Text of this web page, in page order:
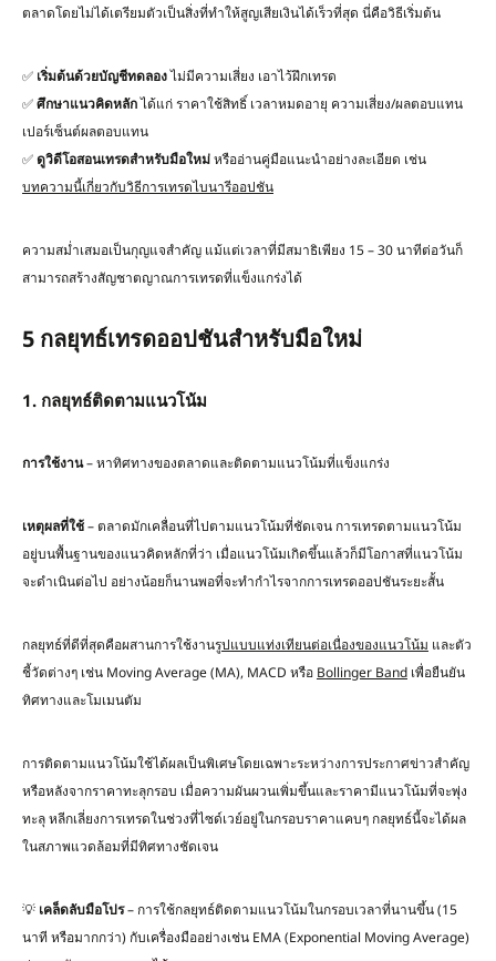
ตลาดโดยไม่ได้เตรียมตัวเป็นสิ่งที่ทำให้สูญเสียเงินได้เร็วที่สุด นี่คือวิธีเริ่มต้น
✅ เริ่มต้นด้วยบัญชีทดลองไม่มีความเสี่ยง เอาไว้ฝึกเทรด
✅ศึกษาแนวคิดหลักได้แก่ ราคาใช้สิทธิ์ เวลาหมดอายุ ความเสี่ยง/ผลตอบแทน
เปอร์เซ็นต์ผลตอบแทน
✅ดูวิดีโอสอนเทรดสำหรับมือใหม่หรืออ่านคู่มือแนะนำอย่างละเอียด เช่น
บทความนี้เกี่ยวกับวิธีการเทรดไบนารีออปชัน
ความสม่ำเสมอเป็นกุญแจสำคัญ แม้แต่เวลาที่มีสมาธิเพียง 15 – 30 นาทีต่อวันก็
สามารถสร้างสัญชาตญาณการเทรดที่แข็งแกร่งได้
5 กลยุทธ์เทรดออปชันสำหรับมือใหม่
1. กลยุทธ์ติดตามแนวโน้ม
การใช้งาน– หาทิศทางของตลาดและติดตามแนวโน้มที่แข็งแกร่ง
เหตุผลที่ใช้– ตลาดมักเคลื่อนที่ไปตามแนวโน้มที่ชัดเจน การเทรดตามแนวโน้ม
อยู่บนพื้นฐานของแนวคิดหลักที่ว่า เมื่อแนวโน้มเกิดขึ้นแล้วก็มีโอกาสที่แนวโน้ม
จะดำเนินต่อไป อย่างน้อยก็นานพอที่จะทำกำไรจากการเทรดออปชันระยะสั้น
กลยุทธ์ที่ดีที่สุดคือผสานการใช้งานรูปแบบแท่งเทียนต่อเนื่องของแนวโน้ม และตัว
ชี้วัดต่างๆ เช่น Moving Average (MA), MACD หรือ Bollinger Band เพื่อยืนยัน
ทิศทางและโมเมนตัม
การติดตามแนวโน้มใช้ได้ผลเป็นพิเศษโดยเฉพาะระหว่างการประกาศข่าวสำคัญ
หรือหลังจากราคาทะลุกรอบ เมื่อความผันผวนเพิ่มขึ้นและราคามีแนวโน้มที่จะพุ่ง
ทะลุ หลีกเลี่ยงการเทรดในช่วงที่ไซด์เวย์อยู่ในกรอบราคาแคบๆ กลยุทธ์นี้จะได้ผล
ในสภาพแวดล้อมที่มีทิศทางชัดเจน
💡 เคล็ดลับมือโปร– การใช้กลยุทธ์ติดตามแนวโน้มในกรอบเวลาที่นานขึ้น (15
นาที หรือมากกว่า) กับเครื่องมืออย่างเช่น EMA (Exponential Moving Average)